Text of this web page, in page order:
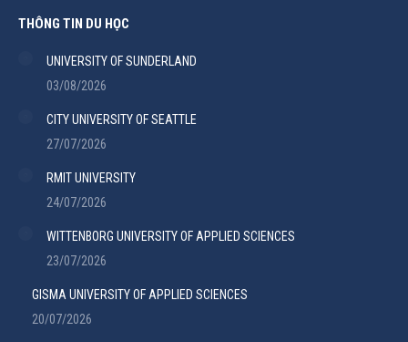
THÔNG TIN DU HỌC
UNIVERSITY OF SUNDERLAND
03/08/2026
CITY UNIVERSITY OF SEATTLE
27/07/2026
RMIT UNIVERSITY
24/07/2026
WITTENBORG UNIVERSITY OF APPLIED SCIENCES
23/07/2026
GISMA UNIVERSITY OF APPLIED SCIENCES
20/07/2026